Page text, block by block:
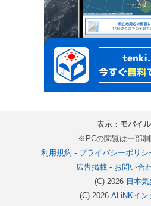
表示： モバイル
※PCの閲覧は一部
利用規約 - プライバシーポリシ
広告掲載- お問い合
(C) 2026 日本
(C) 2026 ALiNKイン